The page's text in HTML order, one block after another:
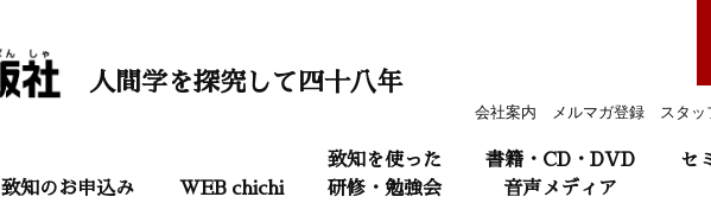
会社案内 メルマガ登録 スタ
人間学を探究して四十八年
致知のお申込み WEB chichi
致知を使った
研修・勉強会
書籍・CD・DVD
音声メディア
セ